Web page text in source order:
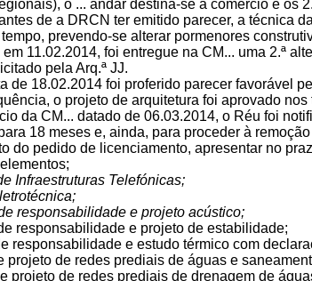
o ... andar destina-se a comércio e os
de a DRCN ter emitido parecer, a técnica
prevendo-se alterar pormenores
em 11.02.2014, foi entregue na CM... uma 2.ª
pela Arq.ª JJ.
de 18.02.2014 foi proferido parecer favorável
o projeto de arquitetura foi aprovado
da CM... datado de 06.03.2014, o Réu foi
18 meses e, ainda, para proceder à
do pedido de licenciamento, apresentar no
Infraestruturas Telefónicas;
responsabilidade e projeto acústico;
responsabilidade e projeto de estabilidade;
responsabilidade e estudo térmico com
projeto de redes prediais de águas e
projeto de redes prediais de drenagem de